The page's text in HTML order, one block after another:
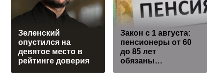
Зеленский
опустился на
девятое место в
рейтинге доверия
Закон с 1 августа:
пенсионеры от 60
до 85 лет
обязаны…